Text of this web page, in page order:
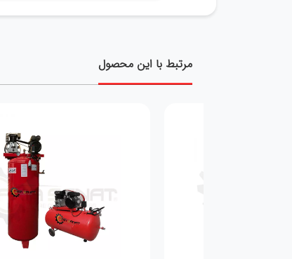
مرتبط با این محصول